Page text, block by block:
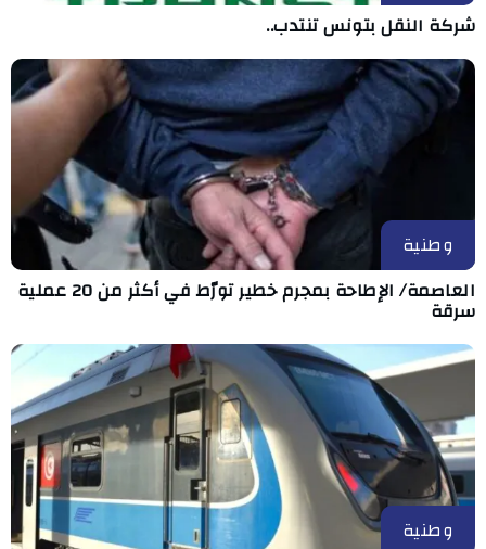
شركة النقل بتونس تنتدب..
وطنية
العاصمة/ الإطاحة بمجرم خطير تورّط في أكثر من 20 عملية
سرقة
وطنية